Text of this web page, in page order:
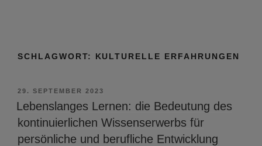
SCHLAGWORT: KULTURELLE ERFAHRUNGEN
VERÖFFENTLICHT
AM
29. SEPTEMBER 2023
Lebenslanges Lernen: die Bedeutung des
kontinuierlichen Wissenserwerbs für
persönliche und berufliche Entwicklung